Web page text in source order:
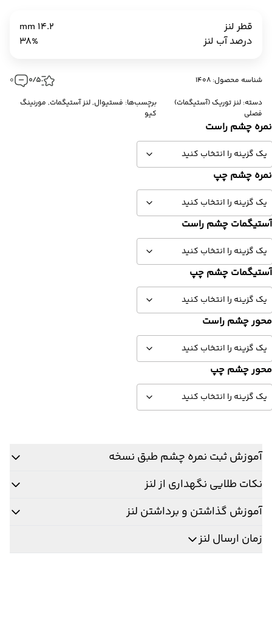
قطر لنز
14.2 mm
درصد آب لنز
38%
شناسه محصول: 1408 0/5
0
دسته: لنز توریک (آستیگمات)
فصلی
برچسب‌ها: فستیوال,لنز آستیگمات, مورنینگ
کیو
نمره چشم راست
نمره چشم چپ
آستیگمات چشم راست
آستیگمات چشم چپ
محور چشم راست
محور چشم چپ
آموزش ثبت نمره چشم طبق نسخه
نکات طلایی نگهداری از لنز
آموزش گذاشتن و برداشتن لنز
زمان ارسال لنز